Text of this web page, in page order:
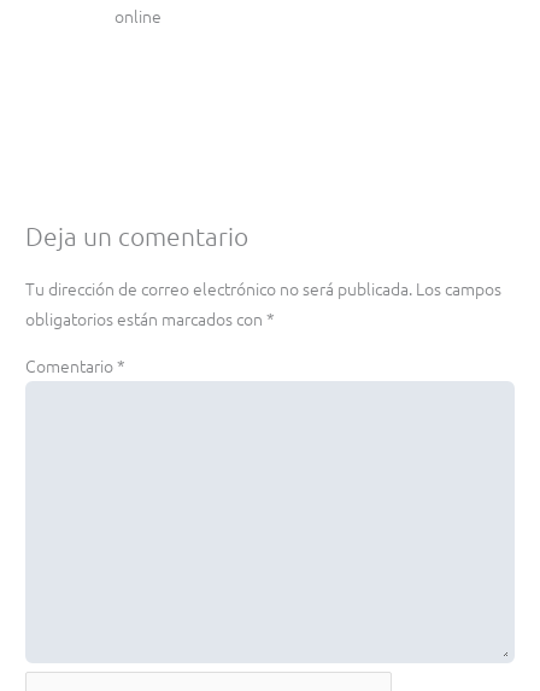
online
Deja un comentario
Tu dirección de correo electrónico no será publicada. Los campos
obligatorios están marcados con *
Comentario*